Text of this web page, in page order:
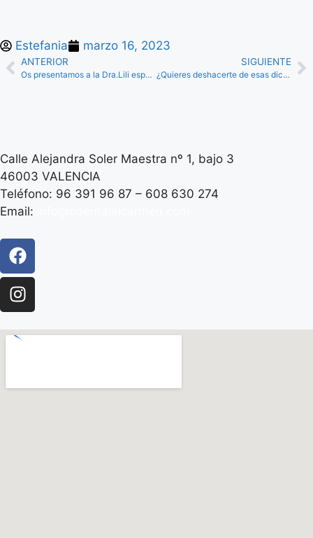
Estefania marzo 16, 2023
ANTERIOR
Os presentamos a la Dra.Lili especialista en odontopediatria.
SIGUIENTE
¿Quieres deshacerte de esas dichosas manchas blancas en los dientes?
Calle Alejandra Soler Maestra nº 1, bajo 3
46003 VALENCIA
Teléfono: 96 391 96 87 – 608 630 274
Email: